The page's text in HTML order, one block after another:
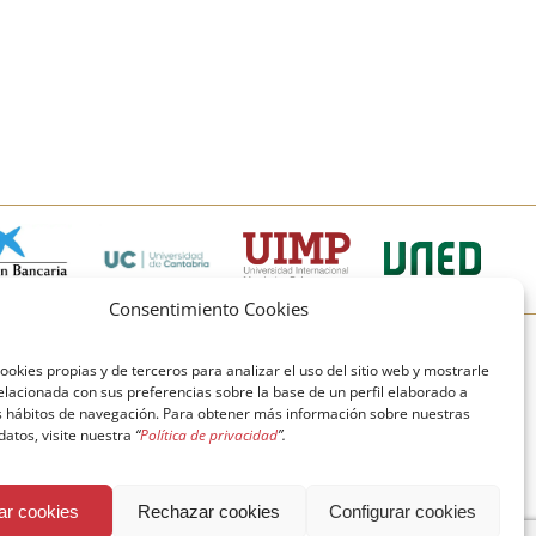
Consentimiento Cookies
propias y de terceros para analizar el uso del sitio web y mostrarle
con sus preferencias sobre la base de un perfil elaborado a
hábitos de navegación. Para obtener más información sobre nuestras
visite nuestra “Política de privacidad”.
cookies Rechazar cookies Configurar cookies
© Copyright Fundación Comillas
Política de cookies
Política de privacidad
Aviso legal